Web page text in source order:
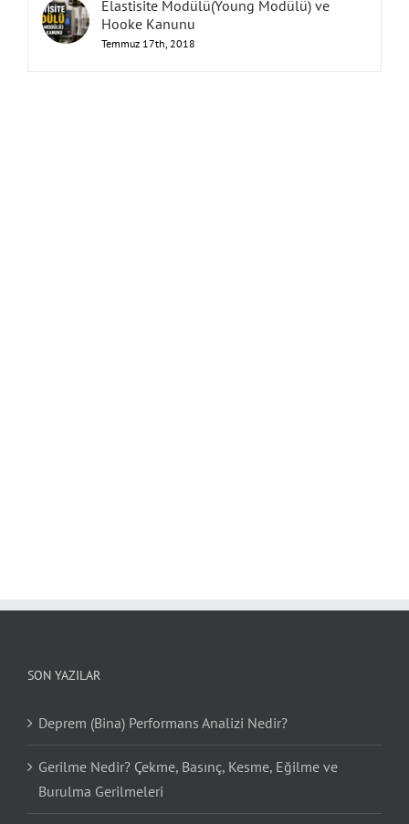
Elastisite Modülü(Young Modülü) ve
Hooke Kanunu
Temmuz 17th, 2018
SON YAZILAR
Deprem (Bina) Performans Analizi Nedir?
Gerilme Nedir? Çekme, Basınç, Kesme, Eğilme ve
Burulma Gerilmeleri